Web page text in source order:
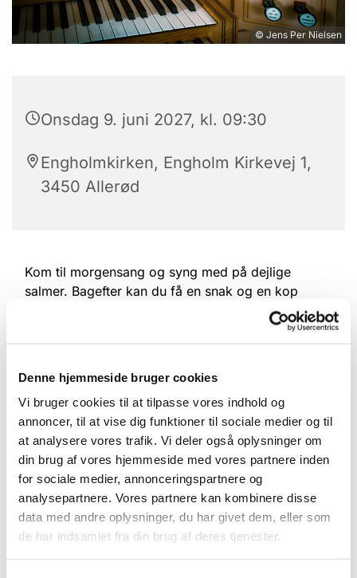
Denne hjemmeside bruger cookies
Vi bruger cookies til at tilpasse vores indhold og
annoncer, til at vise dig funktioner til sociale medier og til
at analysere vores trafik. Vi deler også oplysninger om
din brug af vores hjemmeside med vores partnere inden
for sociale medier, annonceringspartnere og
analysepartnere. Vores partnere kan kombinere disse
data med andre oplysninger, du har givet dem, eller som
de har indsamlet fra din brug af deres tjenester.
© Jens Per Nielsen
Onsdag 9. juni 2027, kl. 09:30
Engholmkirken, Engholm Kirkevej 1,
3450 Allerød
Kom til morgensang og syng med på dejlige
salmer. Bagefter kan du få en snak og en kop
Du er velkommen!